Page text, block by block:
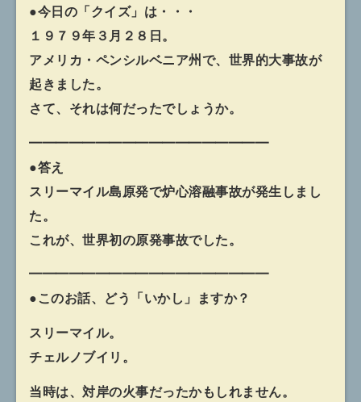
●今日の「クイズ」は・・・
１９７９年３月２８日。
アメリカ・ペンシルベニア州で、世界的大事故が
起きました。
さて、それは何だったでしょうか。
━━━━━━━━━━━━━━━━━━
●答え
スリーマイル島原発で炉心溶融事故が発生しまし
た。
これが、世界初の原発事故でした。
━━━━━━━━━━━━━━━━━━
●このお話、どう「いかし」ますか？
スリーマイル。
チェルノブイリ。
当時は、対岸の火事だったかもしれません。